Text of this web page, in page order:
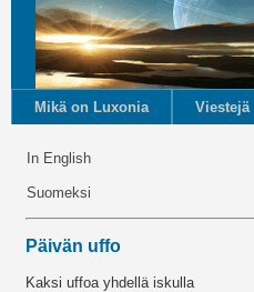
Mikä on Luxonia Viestejä
In English
Suomeksi
Päivän uffo
Kaksi uffoa yhdellä iskulla